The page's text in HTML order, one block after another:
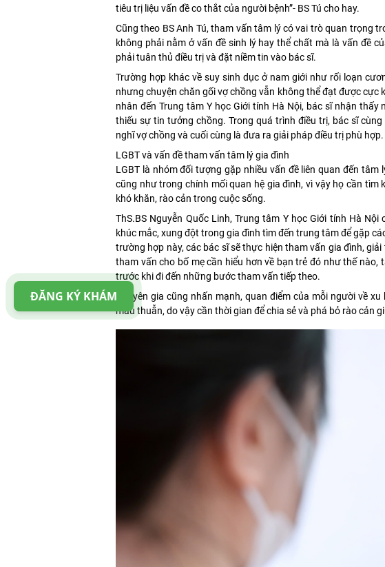
tiêu trị liệu vấn đề co thắt của người bệnh”- BS Tú cho hay.
Cũng theo BS Anh Tú, tham vấn tâm lý có vai trò quan trọng
không phải nằm ở vấn đề sinh lý hay thể chất mà là vấn đề
phải tuân thủ điều trị và đặt niềm tin vào bác sĩ.
Trường hợp khác về suy sinh dục ở nam giới như rối loạn
nhưng chuyện chăn gối vợ chồng vẫn không thể đạt được cực
nhân đến Trung tâm Y học Giới tính Hà Nội, bác sĩ nhận
thiếu sự tin tưởng chồng. Trong quá trình điều trị, bác sĩ
nghĩ vợ chồng và cuối cùng là đưa ra giải pháp điều trị phù hợp.
LGBT và vấn đề tham vấn tâm lý gia đình
LGBT là nhóm đối tượng gặp nhiều vấn đề liên quan đến
cũng như trong chính mối quan hệ gia đình, vì vậy họ cần
khó khăn, rào cản trong cuộc sống.
ThS.BS Nguyễn Quốc Linh, Trung tâm Y học Giới tính Hà
khúc mắc, xung đột trong gia đình tìm đến trung tâm để gặp
trường hợp này, các bác sĩ sẽ thực hiện tham vấn gia đình,
tham vấn cho bố mẹ cần hiểu hơn về bạn trẻ đó như thế
trước khi đi đến những bước tham vấn tiếp theo.
Chuyên gia cũng nhấn mạnh, quan điểm của mỗi người về
mâu thuẫn, do vậy cần thời gian để chia sẻ và phá bỏ rào cản
ĐĂNG KÝ KHÁM